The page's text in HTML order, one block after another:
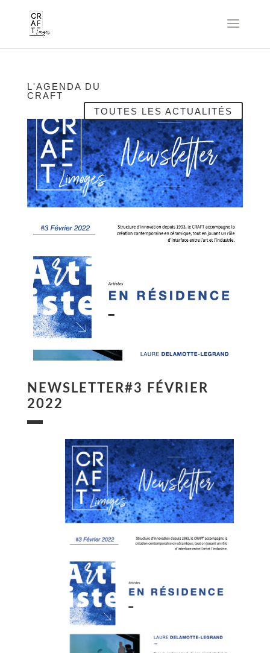
L'AGENDA DU
CRAFT
TOUTES LES ACTUALITÉS
NEWSLETTER#3 FÉVRIER
2022